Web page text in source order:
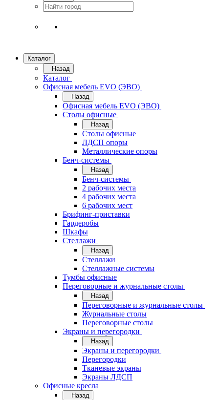
Каталог
Назад
Каталог
Офисная мебель EVO (ЭВО)
Назад
Офисная мебель EVO (ЭВО)
Cтолы офисные
Назад
Cтолы офисные
ЛДСП опоры
Металлические опоры
Бенч-системы
Назад
Бенч-системы
2 рабочих места
4 рабочих места
6 рабочих мест
Брифинг-приставки
Гардеробы
Шкафы
Стеллажи
Назад
Стеллажи
Стеллажные системы
Тумбы офисные
Переговорные и журнальные столы
Назад
Переговорные и журнальные столы
Журнальные столы
Переговорные столы
Экраны и перегородки
Назад
Экраны и перегородки
Перегородки
Тканевые экраны
Экраны ЛДСП
Офисные кресла
Назад